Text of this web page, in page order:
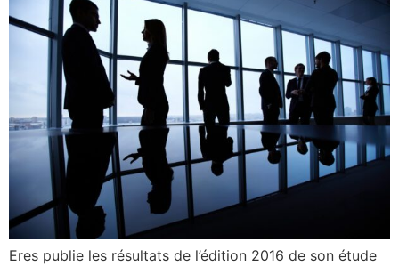
Eres publie les résultats de l’édition 2016 de son étude